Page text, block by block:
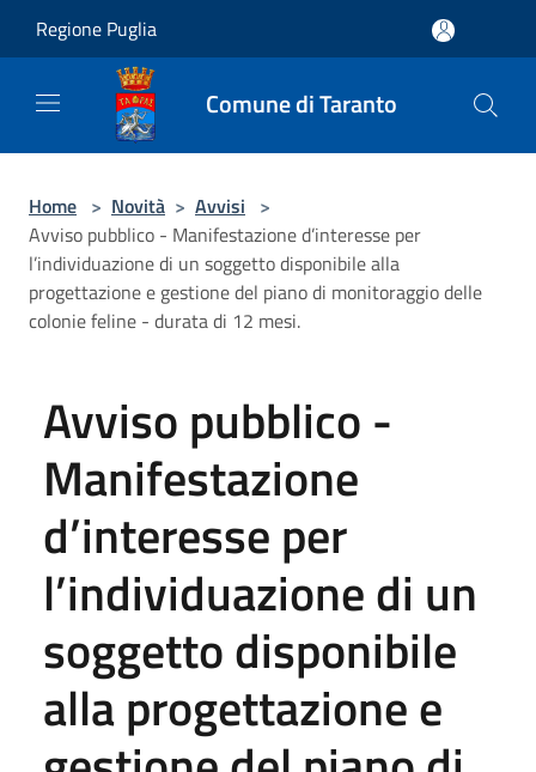
Regione Puglia
Comune di Taranto
Home > Novità > Avvisi >
Avviso pubblico - Manifestazione d’interesse per
l’individuazione di un soggetto disponibile alla
progettazione e gestione del piano di monitoraggio delle
colonie feline - durata di 12 mesi.
Avviso pubblico -
Manifestazione
d’interesse per
l’individuazione di un
soggetto disponibile
alla progettazione e